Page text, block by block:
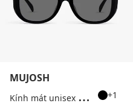
MUJOSH
K
ính mát unisex gọng vuông hiện đại +1